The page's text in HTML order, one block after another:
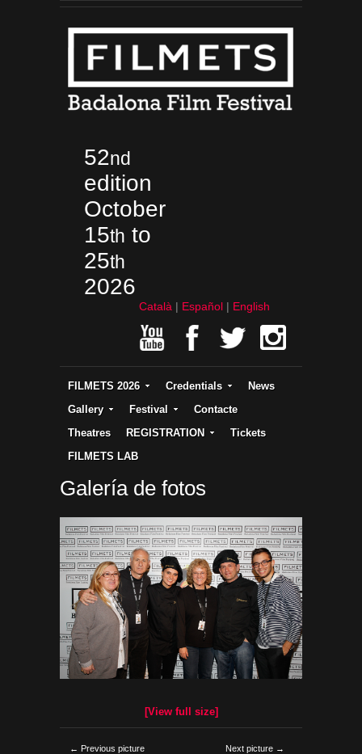
52nd
edition
October
15th to
25th
2026
Català Español English
FILMETS 2026 Credentials
News
Gallery
Festival
Contacte
Theatres
REGISTRATION
Tickets
FILMETS LAB
Galería de fotos
[View full size]
← Previous picture Next picture →